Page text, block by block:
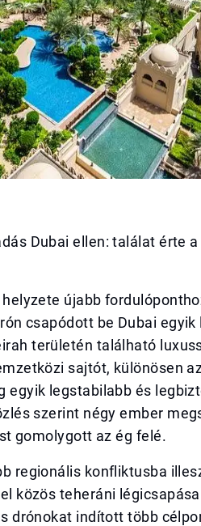
Dubai ellen: találat érte
újabb
csapódott be Dubai
területén található
sajtót, különösen
egyik legstabilabb és
szerint négy ember
gomolygott az ég felé.
regionális konfliktusba
közös teheráni
drónokat indított több